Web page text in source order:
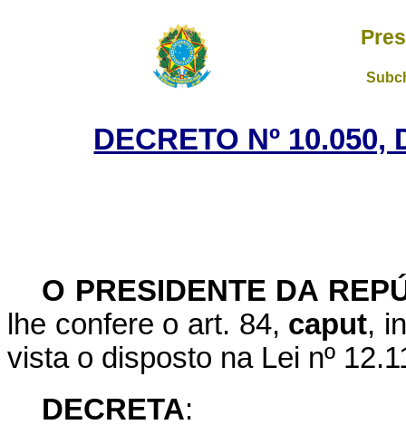
DECRETO Nº 10.050,
O PRESIDENTE DA
lhe confere o art. 84, caput,
vista o disposto na Lei nº
DECRETA: